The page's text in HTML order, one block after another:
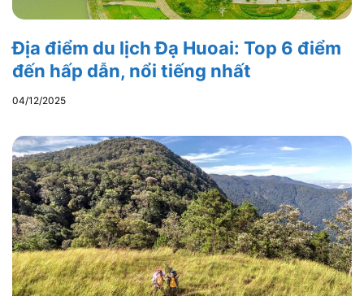
Địa điểm du lịch Đạ Huoai: Top 6 điểm
đến hấp dẫn, nổi tiếng nhất
04/12/2025